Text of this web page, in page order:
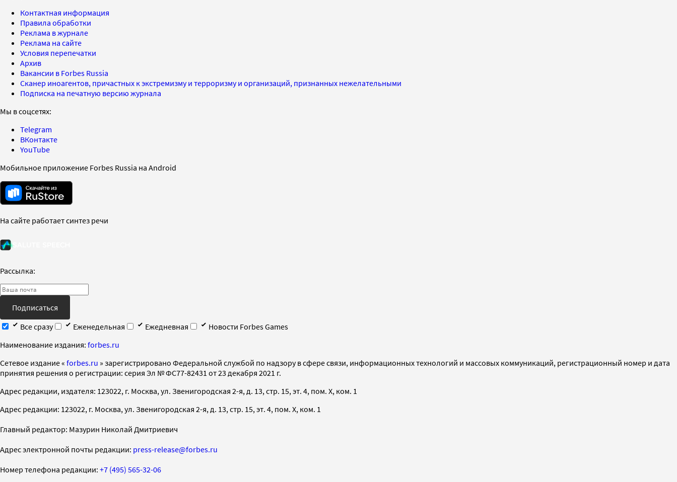
Контактная информация
Правила обработки
Реклама в журнале
Реклама на сайте
Условия перепечатки
Архив
Вакансии в Forbes Russia
Сканер иноагентов, причастных к экстремизму и терроризму и организаций, признанных нежелательными
Подписка на печатную версию журнала
Мы в соцсетях:
Telegram
ВКонтакте
YouTube
Мобильное приложение Forbes Russia на Android
На сайте работает синтез речи
Рассылка:
Подписаться
Все сразу
Еженедельная Ежедневная
Новости Forbes Games
Наименование издания: forbes.ru
Cетевое издание « forbes.ru » зарегистрировано Федеральной службой по надзору в сфере связи, информационных технологий и массовых коммуникаций, регистрационный номер и дата
принятия решения о регистрации: серия Эл № ФС77-82431 от 23 декабря 2021 г.
Адрес редакции, издателя: 123022, г. Москва, ул. Звенигородская 2-я, д. 13, стр. 15, эт. 4, пом. X, ком. 1
Адрес редакции: 123022, г. Москва, ул. Звенигородская 2-я, д. 13, стр. 15, эт. 4, пом. X, ком. 1
Главный редактор: Мазурин Николай Дмитриевич
Адрес электронной почты редакции: press-release@forbes.ru
Номер телефона редакции: +7 (495) 565-32-06